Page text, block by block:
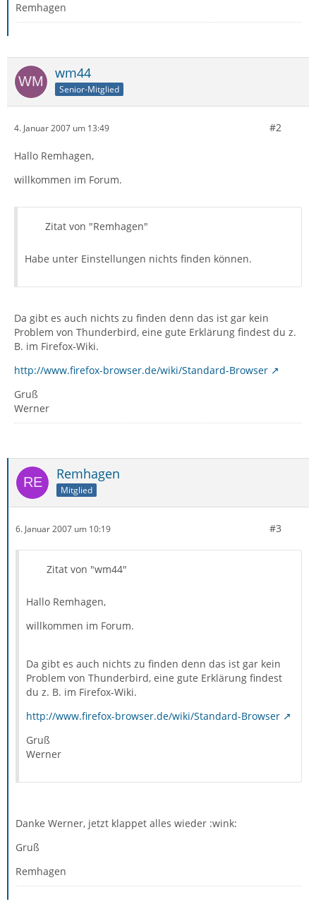
Remhagen
wm44
Senior-Mitglied
4. Januar 2007 um 13:49 #2
Hallo Remhagen,
willkommen im Forum.
Zitat von "Remhagen"
Habe unter Einstellungen nichts finden können.
Da gibt es auch nichts zu finden denn das ist gar kein
Problem von Thunderbird, eine gute Erklärung findest du z.
B. im Firefox-Wiki.
http://www.firefox-browser.de/wiki/Standard-Browser
Gruß
Werner
Remhagen
Mitglied
6. Januar 2007 um 10:19 #3
Zitat von "wm44"
Hallo Remhagen,
willkommen im Forum.
Da gibt es auch nichts zu finden denn das ist gar kein
Problem von Thunderbird, eine gute Erklärung findest
du z. B. im Firefox-Wiki.
http://www.firefox-browser.de/wiki/Standard-Browser
Gruß
Werner
Danke Werner, jetzt klappet alles wieder :wink:
Gruß
Remhagen